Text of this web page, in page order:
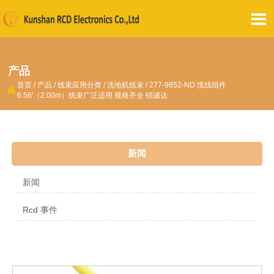

产品
 首页 / 产品 /线束应用分类 /洗地机线束 /277-9852-ND 缆线组件
6.56'（2.00m）线束广泛适用 规格齐全 锐诚达
新闻
新闻
Rcd 事件